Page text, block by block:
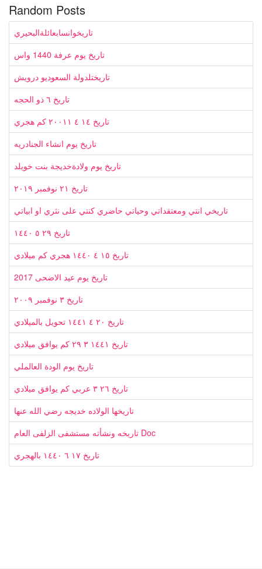
Random Posts
تاريخوانسابعائلةالبحيري
تاريخ يوم عرفة 1440 واس
تاريختلدولة السعوديو درويش
تاريخ ٦ ذو الحجه
تاريخ ١٤ ٤ ٢٠٠١١ كم هجري
تاريخ يوم انشاء الجنادريه
تاريخ يوم ولادةخديجة بنت خويلد
تاريخ ٢١ نوفمبر ٢٠١٩
تاريخي انتي ومعتقداتي وحياتي حاضري كنتي على نثري او ابياتي
تاريخ ٢٩ ٥ ١٤٤٠
تاريخ ١٥ ٤ ١٤٤٠ هجري كم ميلادي
تاريخ يوم عيد الاضحى 2017
تاريخ ٣ نوفمبر ٢٠٠٩
تاريخ ٢٠ ٤ ١٤٤١ تحويل بالميلادي
تاريخ ١٤٤١ ٣ ٢٩ كم يوافق ميلادي
تاريخ يوم الودة العالملي
تاريخ ٢٦ ٣ عربي كم يوافق ميلادي
تاريخها الولاده خديجه رضي الله عنها
تاريخه ونشأته مستشفى الزلفى العام Doc
تاريخ ١٧ ٦ ١٤٤٠ بالهجري